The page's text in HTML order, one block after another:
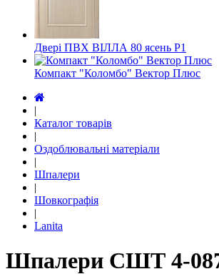
Двері ПВХ ВІЛЛА 80 ясень Р1
Компакт "Коломбо" Вектор Плюс
|
Каталог товарів
|
Оздоблювальні матеріали
|
Шпалери
|
Шовкографія
|
Lanita
Шпалери СШТ 4-